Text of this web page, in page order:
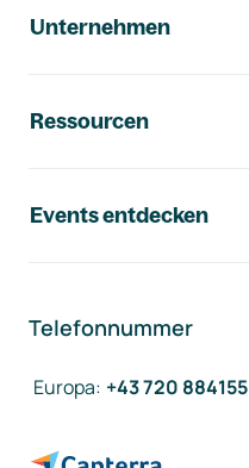
Unternehmen
Ressourcen
Events entdecken
Telefonnummer
Europa: +43 720 884155